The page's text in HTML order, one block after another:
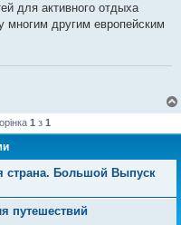
для активного отдыха
многим другим европейским
1 з 1
страна. Большой Выпуск
путешествий